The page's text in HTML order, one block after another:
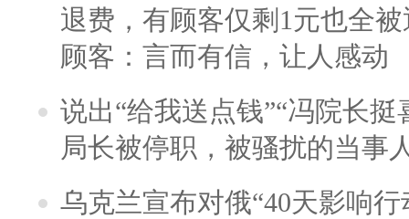
退费，有顾客仅剩1元也全
顾客：言而有信，让人感动
说出“给我送点钱”“冯院长
局长被停职，被骚扰的当事
乌克兰宣布对俄“40天影响